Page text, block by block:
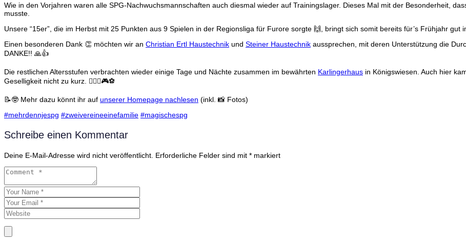
Wie in den Vorjahren waren alle SPG-Nachwuchsmannschaften auch diesmal wieder auf Trainingslager. Dieses Mal mit der Besonderheit,
musste.
Unsere “15er”, die im Herbst mit 25 Punkten aus 9 Spielen in der Regionsliga für Furore sorgte 🙌, bringt sich somit bereits für’s Frühjahr gut
Einen besonderen Dank 👏 möchten wir an Christian Ertl Haustechnik und Steiner Haustechnik aussprechen, mit deren Unterstützung die
DANKE!! 🙏👍
Die restlichen Altersstufen verbrachten wieder einige Tage und Nächte zusammen im bewährten Karlingerhaus in Königswiesen. Auch hier
Geselligkeit nicht zu kurz. 🏊‍♂️🎳🎮⚽
📝🤓 Mehr dazu könnt ihr auf unserer Homepage nachlesen (inkl. 📸 Fotos)
#mehrdennjespg #zweivereineeinefamilie #magischespg
Schreibe einen Kommentar
Deine E-Mail-Adresse wird nicht veröffentlicht. Erforderliche Felder sind mit * markiert